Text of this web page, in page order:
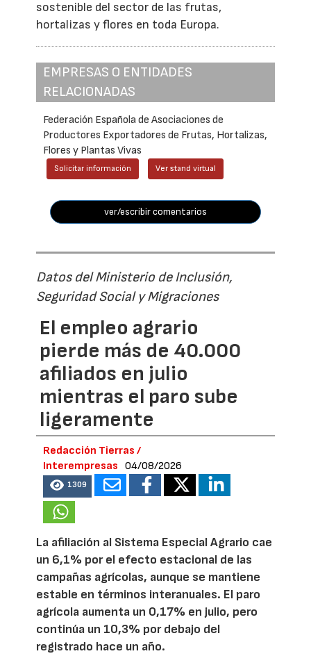
sostenible del sector de las frutas,
hortalizas y flores en toda Europa.
EMPRESAS O ENTIDADES
RELACIONADAS
Federación Española de Asociaciones de
Productores Exportadores de Frutas, Hortalizas,
Flores y Plantas Vivas
Solicitar información Ver stand virtual
ver/escribir comentarios
Datos del Ministerio de Inclusión,
Seguridad Social y Migraciones
El empleo agrario
pierde más de 40.000
afiliados en julio
mientras el paro sube
ligeramente
Redacción Tierras /
Interempresas
04/08/2026
1309
La afiliación al Sistema Especial Agrario cae
un 6,1% por el efecto estacional de las
campañas agrícolas, aunque se mantiene
estable en términos interanuales. El paro
agrícola aumenta un 0,17% en julio, pero
continúa un 10,3% por debajo del
registrado hace un año.